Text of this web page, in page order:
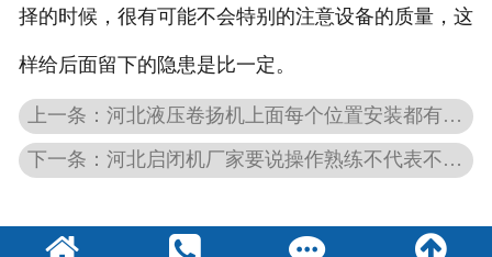
择的时候，很有可能不会特别的注意设备的质量，这
样给后面留下的隐患是比一定。
上一条：河北液压卷扬机上面每个位置安装都有注意点
下一条：河北启闭机厂家要说操作熟练不代表不会出错